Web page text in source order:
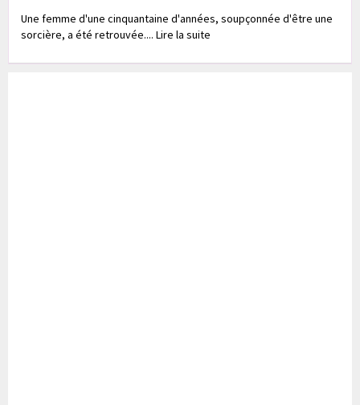
Une femme d'une cinquantaine d'années, soupçonnée d'être une
sorcière, a été retrouvée.... Lire la suite